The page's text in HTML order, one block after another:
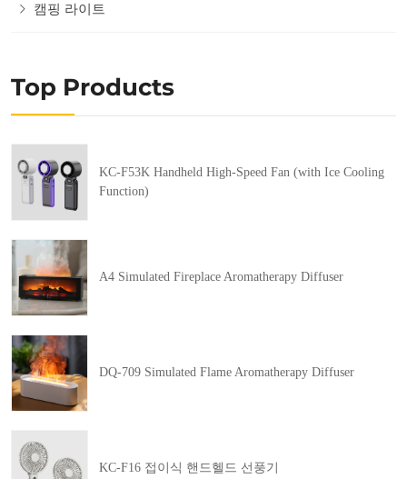
캠핑 라이트
Top Products
KC-F53K Handheld High-Speed Fan (with Ice Cooling
Function)
A4 Simulated Fireplace Aromatherapy Diffuser
DQ-709 Simulated Flame Aromatherapy Diffuser
KC-F16 접이식 핸드헬드 선풍기